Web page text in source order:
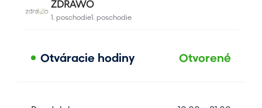
Otváracie hodiny Otvorené